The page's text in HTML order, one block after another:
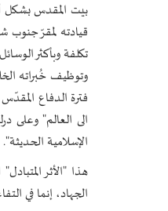
قيادته لمقرّ جنوب
وتوظيف خُبراته
فترة الدفاع
الى العالم" وعلى
الإسلامية الحديثة".
هذا "الأثر
الجهاد، إنما في